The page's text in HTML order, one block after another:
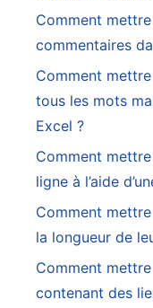
Comment
commentaires
Comment
tous les mots
Excel ?
Comment
ligne à l’aide
Comment
la longueur de
Comment
contenant des